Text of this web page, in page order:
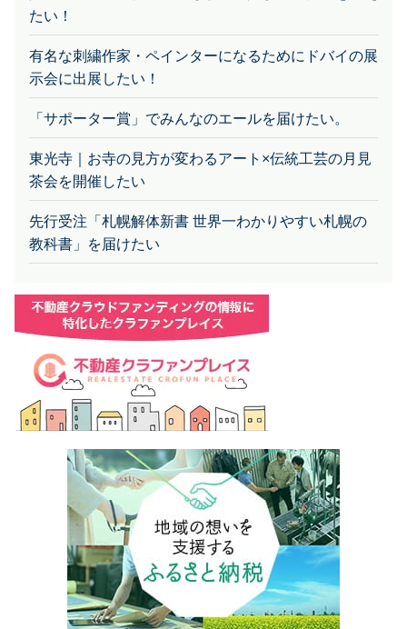
有名な刺繍作家・ペインターになるためにドバイの展
示会に出展したい！
「サポーター賞」でみんなのエールを届けたい。
東光寺｜お寺の見方が変わるアート×伝統工芸の月見
茶会を開催したい
先行受注「札幌解体新書 世界一わかりやすい札幌の
教科書」を届けたい